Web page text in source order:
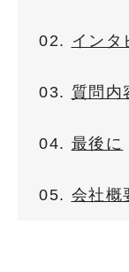
インタ
質問内
最後に
会社概